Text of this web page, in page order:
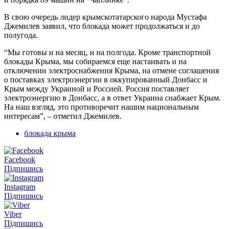
В свою очередь лидер крымскотатарского народа Мустафа
Джемилев заявил, что блокада может продолжаться и до
полугода.
“Мы готовы и на месяц, и на полгода. Кроме транспортной
блокады Крыма, мы собираемся еще настаивать и на
отключении электроснабжения Крыма, на отмене соглашения
о поставках электроэнергии в оккупированный Донбасс и
Крым между Украиной и Россией. Россия поставляет
электроэнергию в Донбасс, а в ответ Украина снабжает Крым.
На наш взгляд, это противоречит нашим национальным
интересам”, – отметил Джемилев.
блокада крыма
Facebook
Підпишись
Instagram
Підпишись
Viber
Підпишись